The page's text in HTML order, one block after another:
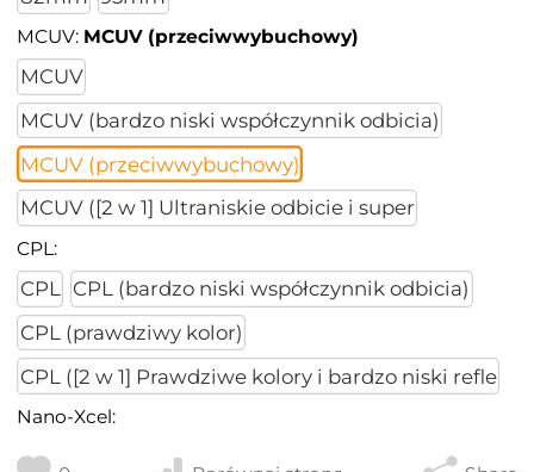
MCUV: MCUV (przeciwwybuchowy)
MCUV
MCUV (bardzo niski współczynnik odbicia)
MCUV (przeciwwybuchowy)
MCUV ([2 w 1] Ultraniskie odbicie i super
CPL:
CPL CPL (bardzo niski współczynnik odbicia)
CPL (prawdziwy kolor)
CPL ([2 w 1] Prawdziwe kolory i bardzo niski refle
Nano-Xcel: